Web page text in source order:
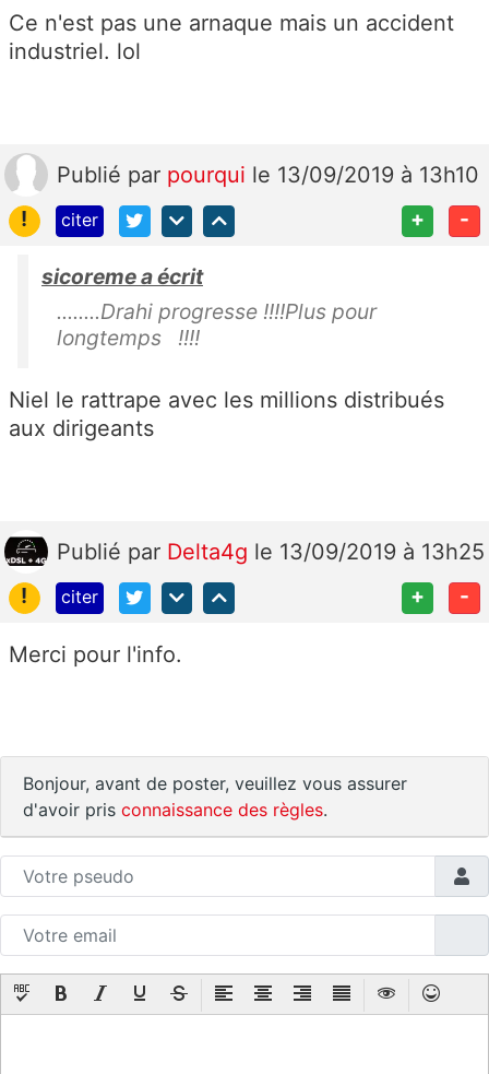
Ce n'est pas une arnaque mais un accident
industriel. lol
Publié par pourqui le 13/09/2019 à 13h10
!
citer + -
sicoreme a écrit
........Drahi progresse !!!!Plus pour
longtemps !!!!
Niel le rattrape avec les millions distribués
aux dirigeants
Publié par Delta4g le 13/09/2019 à 13h25
!
citer + -
Merci pour l'info.
Bonjour, avant de poster, veuillez vous assurer
d'avoir pris connaissance des règles.